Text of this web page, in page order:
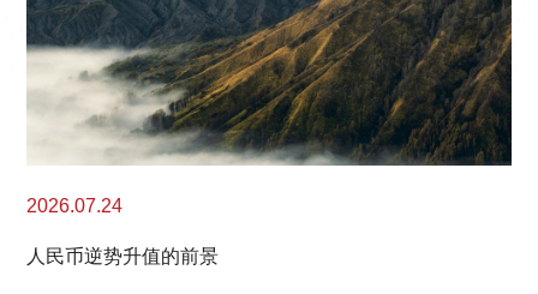
2026.07.24
人民币逆势升值的前景